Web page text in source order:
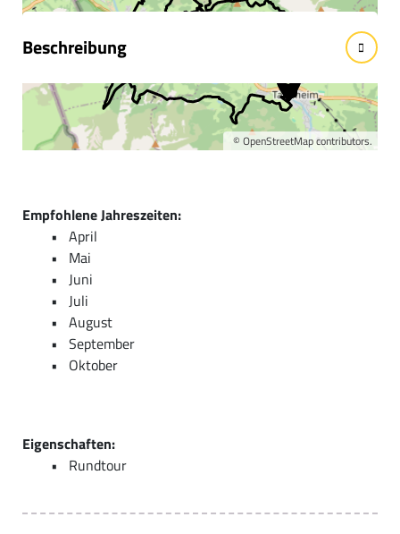
© OpenStreetMapcontributors.
Beschreibung
Erlebniswert:*****
Empfohlene Jahreszeiten:
April
Mai
Juni
Juli
August
September
Oktober
Eigenschaften:
Rundtour